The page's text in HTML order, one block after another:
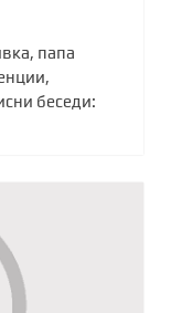
папа
беседи: